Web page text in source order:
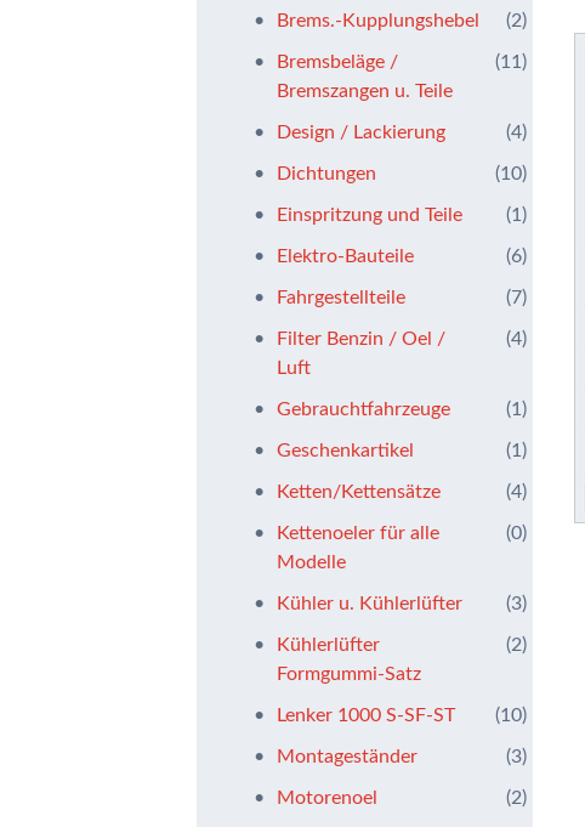
Brems.-Kupplungshebel (2)
Bremsbeläge /
Bremszangen u. Teile
(11)
Design / Lackierung (4)
Dichtungen (10)
Einspritzung und Teile (1)
Elektro-Bauteile (6)
Fahrgestellteile (7)
Filter Benzin / Oel /
Luft
(4)
Gebrauchtfahrzeuge (1)
Geschenkartikel (1)
Ketten/Kettensätze (4)
Kettenoeler für alle
Modelle
(0)
Kühler u. Kühlerlüfter (3)
Kühlerlüfter
Formgummi-Satz
(2)
Lenker 1000 S-SF-ST (10)
Montageständer (3)
Motorenoel (2)